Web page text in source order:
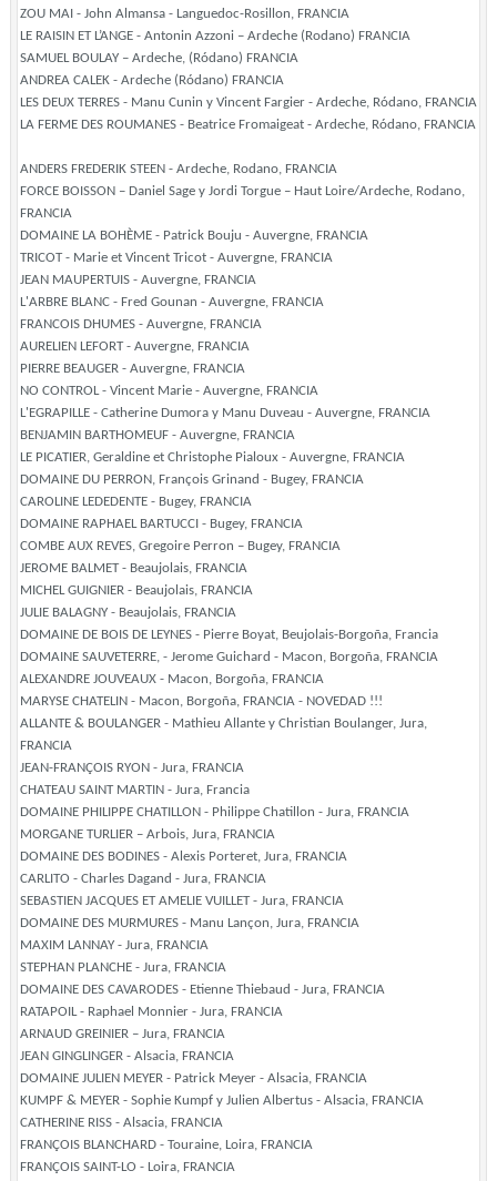
ZOU MAI - John Almansa - Languedoc-Rosillon, FRANCIA
LE RAISIN ET L’ANGE - Antonin Azzoni – Ardeche (Rodano) FRANCIA
SAMUEL BOULAY – Ardeche, (Ródano) FRANCIA
ANDREA CALEK - Ardeche (Ródano) FRANCIA
LES DEUX TERRES - Manu Cunin y Vincent Fargier - Ardeche, Ródano, FRANCIA
LA FERME DES ROUMANES - Beatrice Fromaigeat - Ardeche, Ródano, FRANCIA
ANDERS FREDERIK STEEN - Ardeche, Rodano, FRANCIA
FORCE BOISSON – Daniel Sage y Jordi Torgue – Haut Loire/Ardeche, Rodano,
FRANCIA
DOMAINE LA BOHÈME - Patrick Bouju - Auvergne, FRANCIA
TRICOT - Marie et Vincent Tricot - Auvergne, FRANCIA
JEAN MAUPERTUIS - Auvergne, FRANCIA
L'ARBRE BLANC - Fred Gounan - Auvergne, FRANCIA
FRANCOIS DHUMES - Auvergne, FRANCIA
AURELIEN LEFORT - Auvergne, FRANCIA
PIERRE BEAUGER - Auvergne, FRANCIA
NO CONTROL - Vincent Marie - Auvergne, FRANCIA
L'EGRAPILLE - Catherine Dumora y Manu Duveau - Auvergne, FRANCIA
BENJAMIN BARTHOMEUF - Auvergne, FRANCIA
LE PICATIER, Geraldine et Christophe Pialoux - Auvergne, FRANCIA
DOMAINE DU PERRON, François Grinand - Bugey, FRANCIA
CAROLINE LEDEDENTE - Bugey, FRANCIA
DOMAINE RAPHAEL BARTUCCI - Bugey, FRANCIA
COMBE AUX REVES, Gregoire Perron – Bugey, FRANCIA
JEROME BALMET - Beaujolais, FRANCIA
MICHEL GUIGNIER - Beaujolais, FRANCIA
JULIE BALAGNY - Beaujolais, FRANCIA
DOMAINE DE BOIS DE LEYNES - Pierre Boyat, Beujolais-Borgoña, Francia
DOMAINE SAUVETERRE, - Jerome Guichard - Macon, Borgoña, FRANCIA
ALEXANDRE JOUVEAUX - Macon, Borgoña, FRANCIA
MARYSE CHATELIN - Macon, Borgoña, FRANCIA - NOVEDAD !!!
ALLANTE & BOULANGER - Mathieu Allante y Christian Boulanger, Jura,
FRANCIA
JEAN-FRANÇOIS RYON - Jura, FRANCIA
CHATEAU SAINT MARTIN - Jura, Francia
DOMAINE PHILIPPE CHATILLON - Philippe Chatillon - Jura, FRANCIA
MORGANE TURLIER – Arbois, Jura, FRANCIA
DOMAINE DES BODINES - Alexis Porteret, Jura, FRANCIA
CARLITO - Charles Dagand - Jura, FRANCIA
SEBASTIEN JACQUES ET AMELIE VUILLET - Jura, FRANCIA
DOMAINE DES MURMURES - Manu Lançon, Jura, FRANCIA
MAXIM LANNAY - Jura, FRANCIA
STEPHAN PLANCHE - Jura, FRANCIA
DOMAINE DES CAVARODES - Etienne Thiebaud - Jura, FRANCIA
RATAPOIL - Raphael Monnier - Jura, FRANCIA
ARNAUD GREINIER – Jura, FRANCIA
JEAN GINGLINGER - Alsacia, FRANCIA
DOMAINE JULIEN MEYER - Patrick Meyer - Alsacia, FRANCIA
KUMPF & MEYER - Sophie Kumpf y Julien Albertus - Alsacia, FRANCIA
CATHERINE RISS - Alsacia, FRANCIA
FRANÇOIS BLANCHARD - Touraine, Loira, FRANCIA
FRANÇOIS SAINT-LO - Loira, FRANCIA